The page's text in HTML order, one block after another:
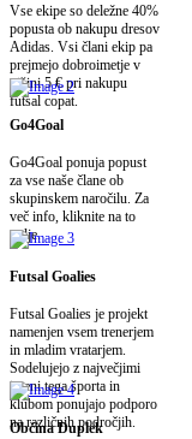
Vse ekipe so deležne 40%
popusta ob nakupu dresov
Adidas. Vsi člani ekip pa
prejmejo dobroimetje v
višini 5 € pri nakupu
futsal copat.
Go4Goal
Go4Goal ponuja popust
za vse naše člane ob
skupinskem naročilu. Za
več info, kliknite na to
polje.
Futsal Goalies
Futsal Goalies je projekt
namenjen vsem trenerjem
in mladim vratarjem.
Sodelujejo z največjimi
imeni tega športa in
klubom ponujajo podporo
na različnih področjih.
Občina Duplek